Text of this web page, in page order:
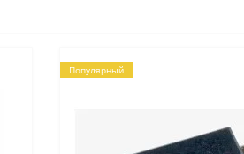
Популярный